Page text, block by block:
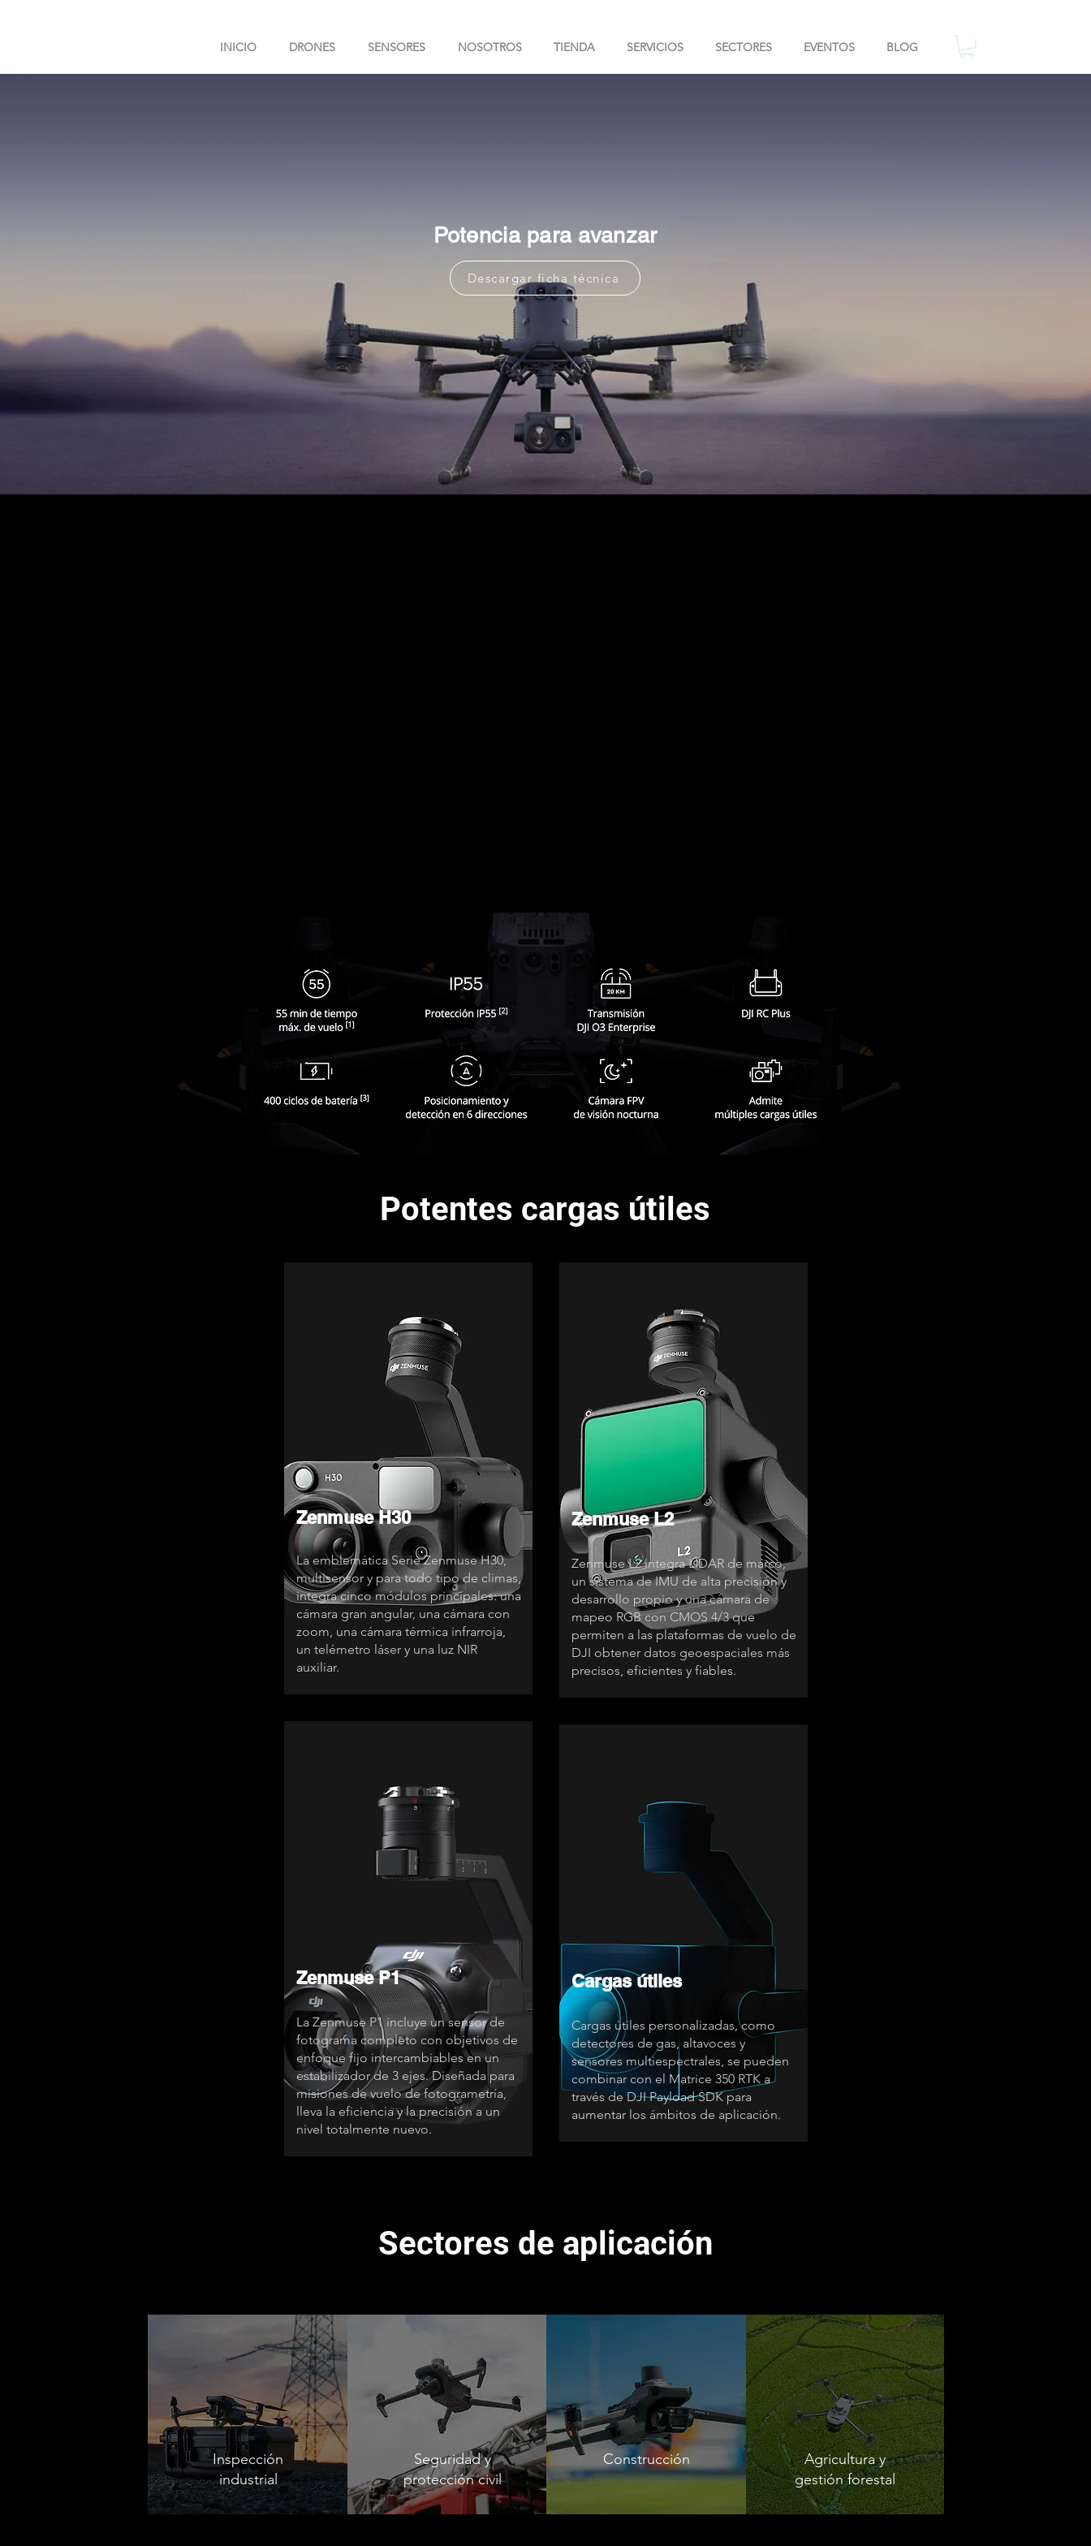
INICIO DRONES SENSORES NOSOTROS TIENDA SERVICIOS SECTORES EVENTOS BLOG
Potencia para avanzar
Descargar ficha técnica
Potentes cargas útiles
Zenmuse H30
La emblemática Serie Zenmuse H30,
multisensor y para todo tipo de climas,
integra cinco módulos principales: una
cámara gran angular, una cámara con
zoom, una cámara térmica infrarroja,
un telémetro láser y una luz NIR
auxiliar.
Zenmuse P1
La Zenmuse P1 incluye un sensor de
fotograma completo con objetivos de
enfoque fijo intercambiables en un
estabilizador de 3 ejes. Diseñada para
misiones de vuelo de fotogrametría,
lleva la eficiencia y la precisión a un
nivel totalmente nuevo.
Zenmuse L2
Zenmuse L2 integra LIDAR de marco,
un sistema de IMU de alta precisión y
desarrollo propio y una cámara de
mapeo RGB con CMOS 4/3 que
permiten a las plataformas de vuelo de
DJI obtener datos geoespaciales más
precisos, eficientes y fiables.
Cargas útiles
Cargas útiles personalizadas, como
detectores de gas, altavoces y
sensores multiespectrales, se pueden
combinar con el Matrice 350 RTK a
través de DJI Payload SDK para
aumentar los ámbitos de aplicación.
Sectores de aplicación
Inspección
industrial
Seguridad y
protección civil
Construcción
Agricultura y
gestión forestal